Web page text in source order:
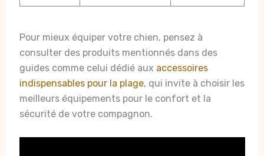
Pour mieux équiper votre chien, pensez à
consulter des produits mentionnés dans des
guides comme celui dédié aux accessoires
indispensables pour la plage, qui invite à choisir les
meilleurs équipements pour le confort et la
sécurité de votre compagnon.